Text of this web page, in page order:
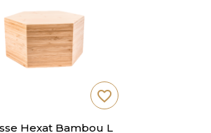
Hexat Bambou L
favorite_border